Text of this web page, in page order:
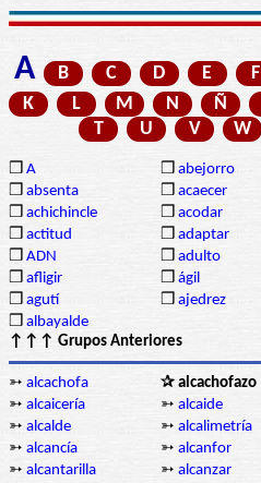
A B C D E F
K
L M N Ñ
T
U V W
❒ A ❒ abejorro
❒ absenta ❒ acaecer
❒ achichincle ❒ acodar
❒ actitud ❒ adaptar
❒ ADN ❒ adulto
❒ afligir ❒ ágil
❒ agutí ❒ ajedrez
❒ albayalde
↑↑↑ Grupos Anteriores
➳ alcachofa ✰ alcachofazo
➳ alcaicería ➳ alcaide
➳ alcalde ➳ alcalimetría
➳ alcancía ➳ alcanfor
➳ alcantarilla ➳ alcanzar